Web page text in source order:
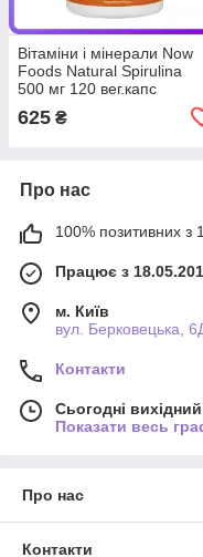
Вітаміни і мінерали Now
Foods Natural Spirulina
500 мг 120 вег.капс
625 ₴
Про нас
100% позитивних з
Працює з
м. Київ
вул. Берковецька,
Контакти
Сьогодні вихідний
Показати весь
Про нас
Контакти